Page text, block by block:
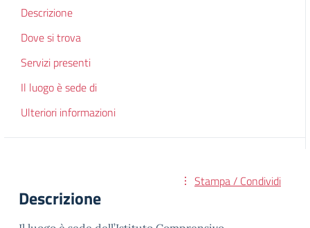
Descrizione
Dove si trova
Servizi presenti
Il luogo è sede di
Ulteriori informazioni
Stampa / Condividi
Descrizione